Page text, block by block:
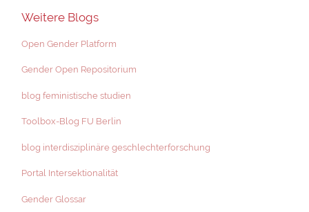
Weitere Blogs
Open Gender Platform
Gender Open Repositorium
blog feministische studien
Toolbox-Blog FU Berlin
blog interdisziplinäre geschlechterforschung
Portal Intersektionalität
Gender Glossar